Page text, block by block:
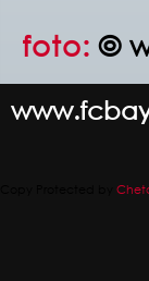
foto: ©